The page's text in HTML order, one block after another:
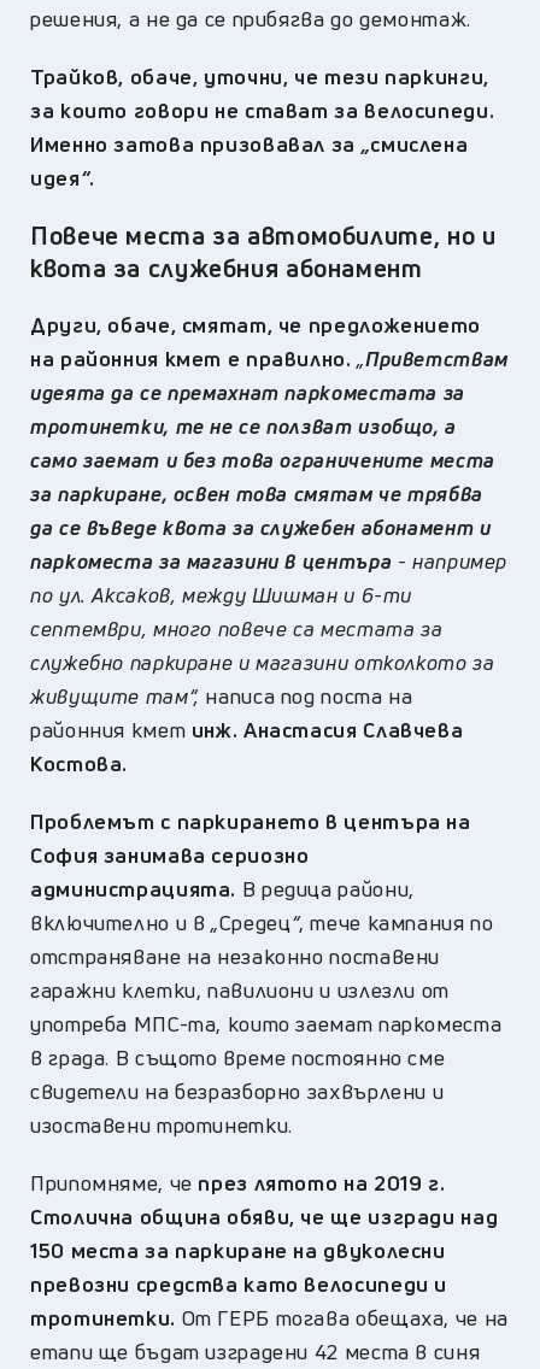
решения, а не да се прибягва до демонтаж.
Трайков, обаче, уточни, че тези паркинги,
за които говори не стават за велосипеди.
Именно затова призовавал за „смислена
идея“.
Повече места за автомобилите, но и
квота за служебния абонамент
Други, обаче, смятат, че предложението
на районния кмет е правилно. „Приветствам
идеята да се премахнат паркоместата за
тротинетки, те не се ползват изобщо, а
само заемат и без това ограничените места
за паркиране, освен това смятам че трябва
да се въведе квота за служебен абонамент и
паркоместа за магазини в центъра - например
по ул. Аксаков, между Шишман и 6-ти
септември, много повече са местата за
служебно паркиране и магазини отколкото за
живущите там“, написа под поста на
районния кмет инж. Анастасия Славчева
Костова.
Проблемът с паркирането в центъра на
София занимава сериозно
администрацията. В редица райони,
включително и в„Средец“, тече кампания по
отстраняване на незаконно поставени
гаражни клетки, павилиони и излезли от
употреба МПС-та, които заемат паркоместа
в града. В същото време постоянно сме
свидетели на безразборно захвърлени и
изоставени тротинетки.
Припомняме, че през лятото на 2019 г.
Столична община обяви, че ще изгради над
150 места за паркиране на двуколесни
превозни средства като велосипеди и
тротинетки. От ГЕРБ тогава обещаха, че на
етапи ще бъдат изградени 42 места в синя